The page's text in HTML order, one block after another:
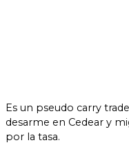
Es un pseudo carry
desarme en Cedear y
por la tasa.